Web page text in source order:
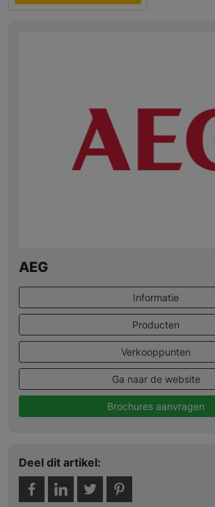
AEG
Informatie
Producten
Verkooppunten
Ga naar de website
Brochures aanvragen
Deel dit artikel: